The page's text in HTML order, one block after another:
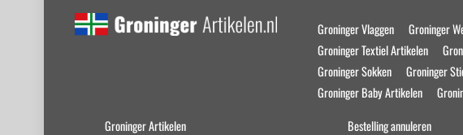
Groninger Vlaggen Groninger
Groninger Textiel Artikelen
Groninger Sokken
Groninger
Groninger Baby Artikelen
Groninger Artikelen
Bestelling annuleren